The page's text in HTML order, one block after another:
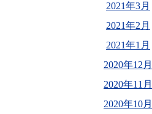
2021年3月
2021年2月
2021年1月
2020年12月
2020年11月
2020年10月